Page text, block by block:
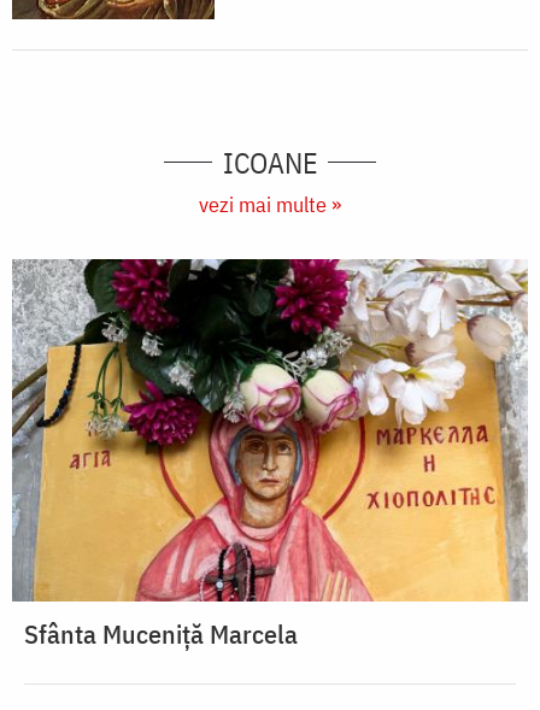
ICOANE
vezi mai multe »
Sfânta Muceniță Marcela